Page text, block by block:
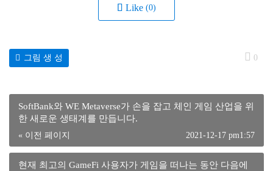
Like (0)
0
그림 생 성
현재 최고의 GameFi 사용자가 게임을 떠나는 동안 다음에